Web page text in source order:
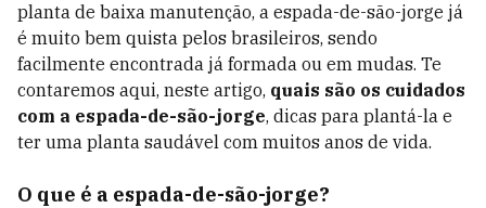
planta de baixa manutenção, a espada-de-são-jorge já
é muito bem quista pelos brasileiros, sendo
facilmente encontrada já formada ou em mudas. Te
contaremos aqui, neste artigo, quais são os cuidados
com a espada-de-são-jorge, dicas para plantá-la e
ter uma planta saudável com muitos anos de vida.
O que é a espada-de-são-jorge?